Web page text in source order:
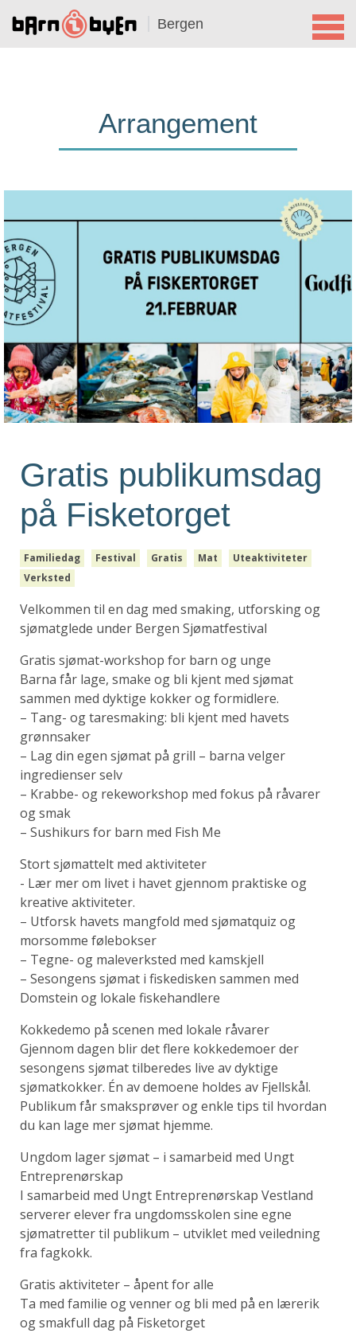
Bergen
Arrangement
Gratis publikumsdag
på Fisketorget
Familiedag Festival Gratis Mat
Uteaktiviteter
Verksted
Velkommen til en dag med smaking, utforsking og
sjømatglede under Bergen Sjømatfestival
Gratis sjømat-workshop for barn og unge
Barna får lage, smake og bli kjent med sjømat
sammen med dyktige kokker og formidlere.
– Tang- og taresmaking: bli kjent med havets
grønnsaker
– Lag din egen sjømat på grill – barna velger
ingredienser selv
– Krabbe- og rekeworkshop med fokus på råvarer
og smak
– Sushikurs for barn med Fish Me
Stort sjømattelt med aktiviteter
- Lær mer om livet i havet gjennom praktiske og
kreative aktiviteter.
– Utforsk havets mangfold med sjømatquiz og
morsomme følebokser
– Tegne- og maleverksted med kamskjell
– Sesongens sjømat i fiskedisken sammen med
Domstein og lokale fiskehandlere
Kokkedemo på scenen med lokale råvarer
Gjennom dagen blir det flere kokkedemoer der
sesongens sjømat tilberedes live av dyktige
sjømatkokker. Én av demoene holdes av Fjellskål.
Publikum får smaksprøver og enkle tips til hvordan
du kan lage mer sjømat hjemme.
Ungdom lager sjømat – i samarbeid med Ungt
Entreprenørskap
I samarbeid med Ungt Entreprenørskap Vestland
serverer elever fra ungdomsskolen sine egne
sjømatretter til publikum – utviklet med veiledning
fra fagkokk.
Gratis aktiviteter – åpent for alle
Ta med familie og venner og bli med på en lærerik
og smakfull dag på Fisketorget